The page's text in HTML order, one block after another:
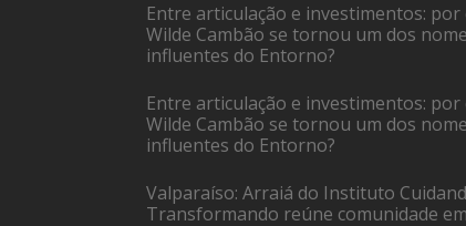
Entre articulação e investimentos: por
Wilde Cambão se tornou um dos
influentes do Entorno?
Entre articulação e investimentos: por
Wilde Cambão se tornou um dos
influentes do Entorno?
Valparaíso: Arraiá do Instituto
Transformando reúne comunidade